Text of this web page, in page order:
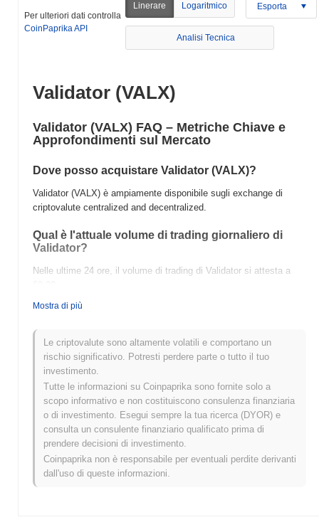
Per ulteriori dati controlla
CoinPaprika API
Linerare Logaritmico Esporta
Analisi Tecnica
Validator (VALX)
Validator (VALX) FAQ – Metriche Chiave e
Approfondimenti sul Mercato
Dove posso acquistare Validator (VALX)?
Validator (VALX) è ampiamente disponibile sugli exchange di
criptovalute centralized and decentralized.
Qual è l'attuale volume di trading giornaliero di
Validator?
Nelle ultime 24 ore, il volume di trading di Validator si attesta a
Qual è lo storico della fascia di prezzo di
Massimo Storico (ATH):$0.00003181
Minimo Storico (ATL): $0.00
Validator è attualmente scambiato~99.75%al di sotto del suo
ATH .
Come si sta comportando Validator rispetto al
mercato crypto più ampio?
Negli ultimi 7 giorni, Validator ha guadagnato
mercato crypto complessivo che ha registrato un calo del
Mostra di più
Le criptovalute sono altamente volatili e comportano un
rischio significativo. Potresti perdere parte o tutto il tuo
investimento.
Tutte le informazioni su Coinpaprika sono fornite solo a
scopo informativo e non costituiscono consulenza finanziaria
o di investimento. Esegui sempre la tua ricerca (DYOR) e
consulta un consulente finanziario qualificato prima di
prendere decisioni di investimento.
Coinpaprika non è responsabile per eventuali perdite derivanti
dall'uso di queste informazioni.